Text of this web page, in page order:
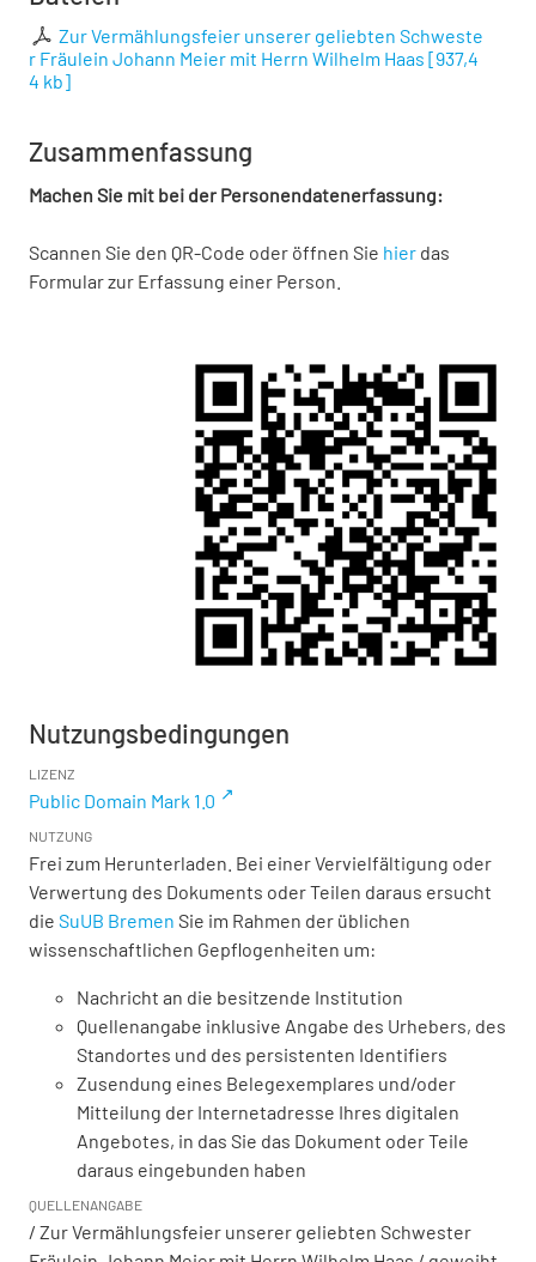
Zur Vermählungsfeier unserer geliebten Schweste
r Fräulein Johann Meier mit Herrn Wilhelm Haas [937,4
4 kb]
Zusammenfassung
Machen Sie mit bei der Personendatenerfassung:
Scannen Sie den QR-Code oder öffnen Sie hier das
Formular zur Erfassung einer Person.
Nutzungsbedingungen
LIZENZ
Public Domain Mark 1.0
NUTZUNG
Frei zum Herunterladen. Bei einer Vervielfältigung oder
Verwertung des Dokuments oder Teilen daraus ersucht
die SuUB Bremen Sie im Rahmen der üblichen
wissenschaftlichen Gepflogenheiten um:
Nachricht an die besitzende Institution
Quellenangabe inklusive Angabe des Urhebers, des
Standortes und des persistenten Identifiers
Zusendung eines Belegexemplares und/oder
Mitteilung der Internetadresse Ihres digitalen
Angebotes, in das Sie das Dokument oder Teile
daraus eingebunden haben
QUELLENANGABE
/ Zur Vermählungsfeier unserer geliebten Schwester